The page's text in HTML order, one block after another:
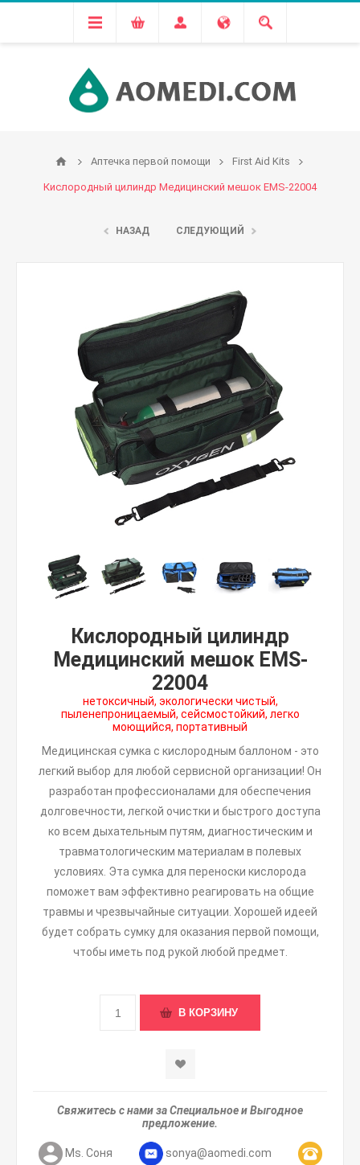
Аптечка первой помощи First Aid Kits
Кислородный цилиндр Медицинский мешок EMS-22004
НАЗАД СЛЕДУЮЩИЙ
Кислородный цилиндр
Медицинский мешок EMS-
22004
нетоксичный, экологически чистый,
пыленепроницаемый, сейсмостойкий, легко
моющийся, портативный
Медицинская сумка с кислородным баллоном - это
легкий выбор для любой сервисной организации! Он
разработан профессионалами для обеспечения
долговечности, легкой очистки и быстрого доступа
ко всем дыхательным путям, диагностическим и
травматологическим материалам в полевых
условиях. Эта сумка для переноски кислорода
поможет вам эффективно реагировать на общие
травмы и чрезвычайные ситуации. Хорошей идеей
будет собрать сумку для оказания первой помощи,
чтобы иметь под рукой любой предмет.
Свяжитесь с нами за Специальное и Выгодное
предложение.
Ms. Соня
sonya@aomedi.com